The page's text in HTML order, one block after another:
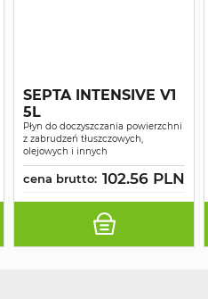
SEPTA INTENSIVE V1
5L
Płyn do doczyszczania powierzchni
z zabrudzeń tłuszczowych,
olejowych i innych
cena brutto: 102.56 PLN